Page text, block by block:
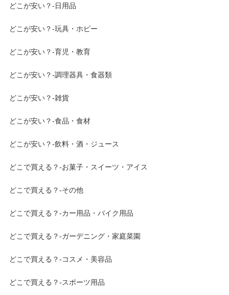
どこが安い？-日用品
どこが安い？-玩具・ホビー
どこが安い？-育児・教育
どこが安い？-調理器具・食器類
どこが安い？-雑貨
どこが安い？-食品・食材
どこが安い？-飲料・酒・ジュース
どこで買える？-お菓子・スイーツ・アイス
どこで買える？-その他
どこで買える？-カー用品・バイク用品
どこで買える？-ガーデニング・家庭菜園
どこで買える？-コスメ・美容品
どこで買える？-スポーツ用品